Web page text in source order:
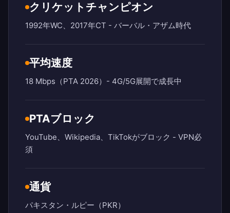
クリケットチャンピオン
1992年WC、2017年CT - バーバル・アザム時代
平均速度
18 Mbps（PTA 2026）- 4G/5G展開で成長中
PTAブロック
YouTube、Wikipedia、TikTokがブロック - VPN必
須
通貨
パキスタン・ルピー（PKR）